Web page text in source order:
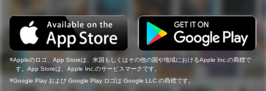
Appleのロゴ、App Storeは、米国もしくはその他の国や地域におけるApple Inc.の商標で
す。App Storeは、Apple Inc.のサービスマークです。
Google Play および Google Play ロゴは Google LLC の商標です。